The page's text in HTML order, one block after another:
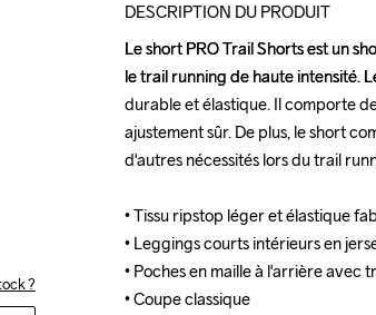
?
DESCRIPTION DU PRODUIT
Le short PRO Trail Shorts est un
le trail running de haute intensité.
durable et élastique. Il comporte
ajustement sûr. De plus, le short
d'autres nécessités lors du trail
• Tissu ripstop léger et élastique
• Leggings courts intérieurs en
• Poches en maille à l'arrière avec
• Coupe classique
Le short PRO Trail Shorts est un
le trail running de haute intensité.
durable et élastique. Il comporte
ajustement sûr. De plus, le short
d'autres nécessités lors du trail
• Tissu ripstop léger et élastique
• Leggings courts intérieurs en
• Poches en maille à l'arrière avec
• Coupe classique